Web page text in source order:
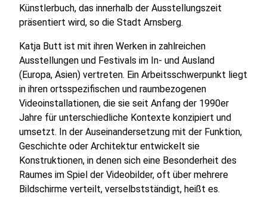
Künstlerbuch, das innerhalb der Ausstellungszeit
präsentiert wird, so die Stadt Arnsberg.
Katja Butt ist mit ihren Werken in zahlreichen
Ausstellungen und Festivals im In- und Ausland
(Europa, Asien) vertreten. Ein Arbeitsschwerpunkt liegt
in ihren ortsspezifischen und raumbezogenen
Videoinstallationen, die sie seit Anfang der 1990er
Jahre für unterschiedliche Kontexte konzipiert und
umsetzt. In der Auseinandersetzung mit der Funktion,
Geschichte oder Architektur entwickelt sie
Konstruktionen, in denen sich eine Besonderheit des
Raumes im Spiel der Videobilder, oft über mehrere
Bildschirme verteilt, verselbstständigt, heißt es.